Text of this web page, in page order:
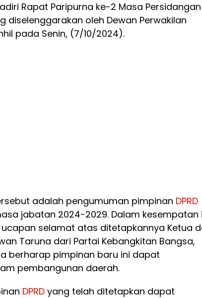
Rapat Paripurna ke-2 Masa
diselenggarakan oleh Dewan Perwakilan
pada Senin, (7/10/2024).
adalah pengumuman pimpinan DPRD
jabatan 2024-2029. Dalam kesempatan
selamat atas ditetapkannya Ketua
Taruna dari Partai Kebangkitan Bangsa,
berharap pimpinan baru ini dapat
pembangunan daerah.
DPRD yang telah ditetapkan dapat